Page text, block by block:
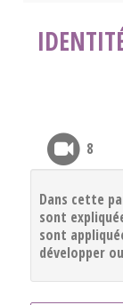
8
Dans cette
sont
sont
développer